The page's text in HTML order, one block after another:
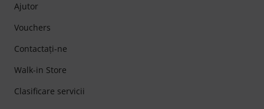
Ajutor
Vouchers
Contactaţi-ne
Walk-in Store
Clasificare servicii